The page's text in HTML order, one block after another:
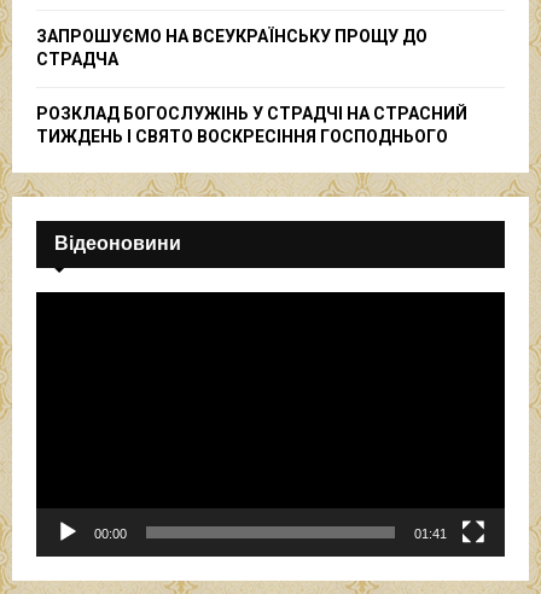
ЗАПРОШУЄМО НА ВСЕУКРАЇНСЬКУ ПРОЩУ ДО
СТРАДЧА
РОЗКЛАД БОГОСЛУЖІНЬ У СТРАДЧІ НА СТРАСНИЙ
ТИЖДЕНЬ І СВЯТО ВОСКРЕСІННЯ ГОСПОДНЬОГО
Відеоновини
г
а
в
00:00 01:41